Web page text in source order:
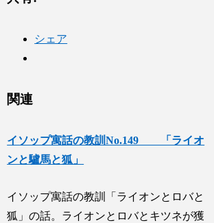
シェア
関連
イソップ寓話の教訓No.149 「ライオ
ンと驢馬と狐」
イソップ寓話の教訓「ライオンとロバと
狐」の話。ライオンとロバとキツネが獲